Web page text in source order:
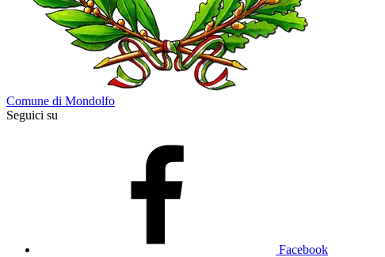
Comune di Mondolfo
Seguici su
Facebook